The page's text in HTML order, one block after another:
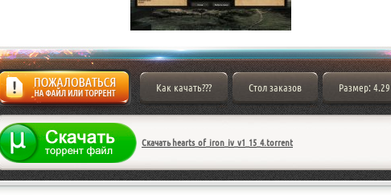
Жалоба
Как качать??? Стол заказов Размер:
Скачать hearts_of_iron_iv_v1_15_4.torrent